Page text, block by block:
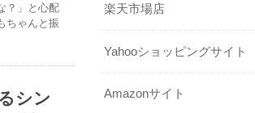
？」と心配
ちゃんと振
シン
楽天市場店
Yahooショッピングサイト
Amazonサイト